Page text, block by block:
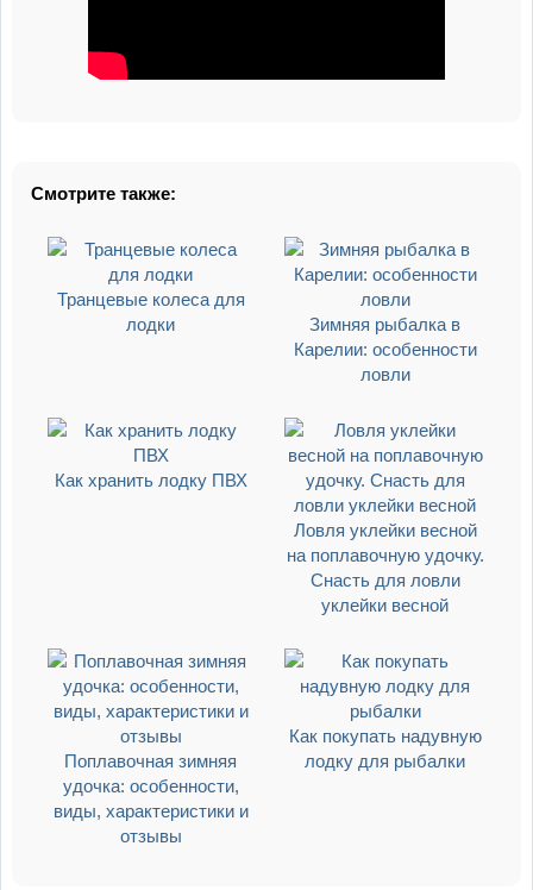
Смотрите также:
Транцевые колеса для
лодки
Зимняя рыбалка в
Карелии: особенности
ловли
Как хранить лодку ПВХ
Ловля уклейки весной
на поплавочную удочку.
Снасть для ловли
уклейки весной
Поплавочная зимняя
удочка: особенности,
виды, характеристики и
отзывы
Как покупать надувную
лодку для рыбалки